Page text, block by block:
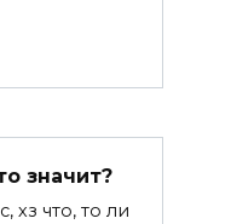
значит?
хз что, то ли